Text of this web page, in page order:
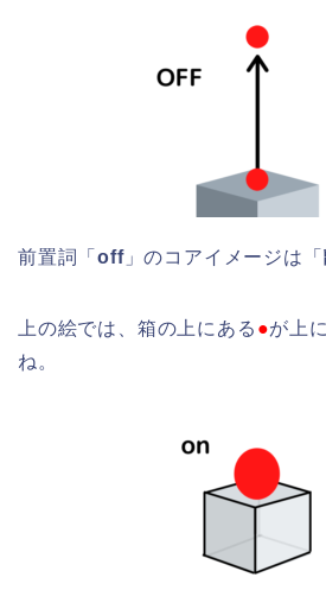
前置詞「off」のコアイメージは「
上の絵では、箱の上にある ●が上
ね。